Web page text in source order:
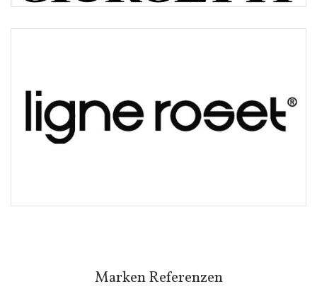
Marken Referenzen